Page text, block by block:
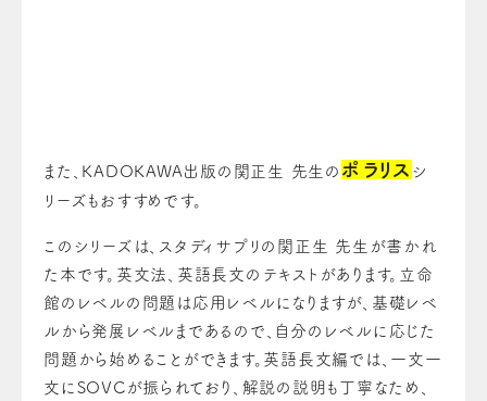
また、KADOKAWA出版の関正生 先生の ポラリス シ
リーズもおすすめです。
このシリーズは、スタディサプリの関正生 先生が書かれ
た本です。英文法、英語長文のテキストがあります。立命
館のレベルの問題は応用レベルになりますが、基礎レベ
ルから発展レベルまであるので、自分のレベルに応じた
問題から始めることができます。英語長文編では、一文一
文にSOVCが振られており、解説の説明も丁寧なため、